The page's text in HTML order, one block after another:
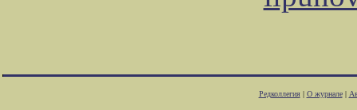
Редколлегия| О журнале|